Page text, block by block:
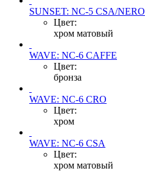
SUNSET: NC-5 CSA/NERO
Цвет:
хром матовый
WAVE: NC-6 CAFFE
Цвет:
бронза
WAVE: NC-6 CRO
Цвет:
хром
WAVE: NC-6 CSA
Цвет:
хром матовый